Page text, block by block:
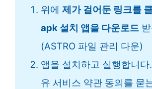
위에제가 걸어둔 링크를
apk 설치 앱을 다운로드
(ASTRO 파일 관리 다운)
앱을 설치하고 실행합니
유 서비스 약관 동의를 묻